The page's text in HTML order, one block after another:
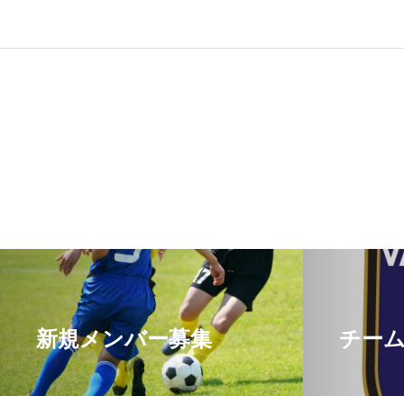
新規メンバー募集 チー